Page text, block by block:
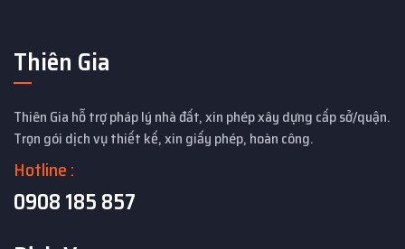
Thiên Gia
Thiên Gia hỗ trợ pháp lý nhà đất, xin phép xây dựng cấp sở/quận.
Trọn gói dịch vụ thiết kế, xin giấy phép, hoàn công.
Hotline :
0908 185 857